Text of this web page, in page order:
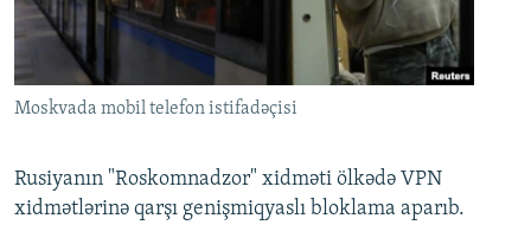
Moskvada mobil telefon istifadəçisi
Rusiyanın "Roskomnadzor" xidməti ölkədə VPN
xidmətlərinə qarşı genişmiqyaslı bloklama aparıb.